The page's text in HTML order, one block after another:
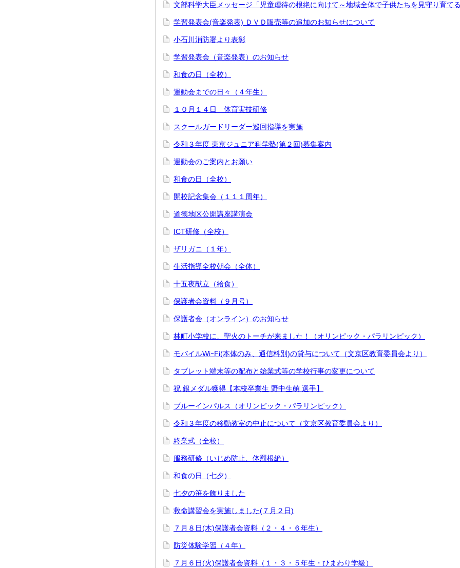
文部科学大臣メッセージ「児童虐待の根絶に向けて～地域全体で子供たちを見守り育てる
学習発表会(音楽発表) ＤＶＤ販売等の追加のお知らせについて
小石川消防署より表彰
学習発表会（音楽発表）のお知らせ
和食の日（全校）
運動会までの日々（４年生）
１０月１４日 体育実技研修
スクールガードリーダー巡回指導を実施
令和３年度 東京ジュニア科学塾(第２回)募集案内
運動会のご案内とお願い
和食の日（全校）
開校記念集会（１１１周年）
道徳地区公開講座講演会
ICT研修（全校）
ザリガニ（１年）
生活指導全校朝会（全体）
十五夜献立（給食）
保護者会資料（９月号）
保護者会（オンライン）のお知らせ
林町小学校に、聖火のトーチが来ました！（オリンピック・パラリンピック）
モバイルWiｰFi(本体のみ、通信料別)の貸与について（文京区教育委員会より）
タブレット端末等の配布と始業式等の学校行事の変更について
祝 銀メダル獲得【本校卒業生 野中生萌 選手】
ブルーインパルス（オリンピック・パラリンピック）
令和３年度の移動教室の中止について（文京区教育委員会より）
終業式（全校）
服務研修（いじめ防止、体罰根絶）
和食の日（七夕）
七夕の笹を飾りました
救命講習会を実施しました(７月２日)
７月８日(木)保護者会資料（２・４・６年生）
防災体験学習（４年）
７月６日(火)保護者会資料（１・３・５年生・ひまわり学級）